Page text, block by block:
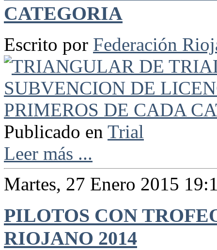
CATEGORIA
Escrito por Federación
Publicado en Trial
Leer más ...
Martes, 27 Enero 2015
PILOTOS CON
RIOJANO 2014